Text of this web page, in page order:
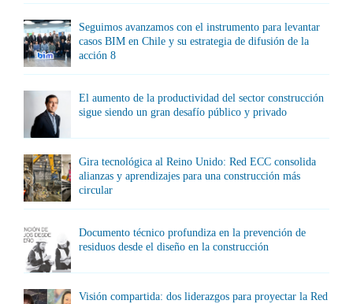
Seguimos avanzamos con el instrumento para levantar
casos BIM en Chile y su estrategia de difusión de la
acción 8
El aumento de la productividad del sector construcción
sigue siendo un gran desafío público y privado
Gira tecnológica al Reino Unido: Red ECC consolida
alianzas y aprendizajes para una construcción más
circular
Documento técnico profundiza en la prevención de
residuos desde el diseño en la construcción
Visión compartida: dos liderazgos para proyectar la Red